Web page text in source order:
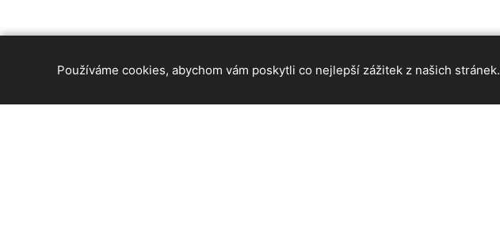
Používáme cookies, abychom vám poskytli co nejlepší zážitek z našich stránek.